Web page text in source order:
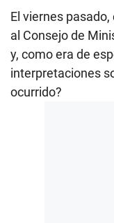
El viernes pasado,
al Consejo de
y, como era de
interpretaciones
ocurrido?